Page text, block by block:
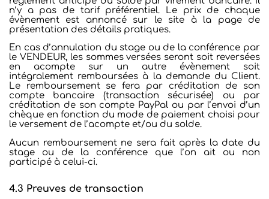
n’y a pas de tarif préférentiel. Le prix de chaque
évènement est annoncé sur le site à la page de
présentation des détails pratiques.
En cas d’annulation du stage ou de la conférence par
le VENDEUR, les sommes versées seront soit reversées
en acompte sur un autre évènement soit
intégralement remboursées à la demande du Client.
Le remboursement se fera par créditation de son
compte bancaire (transaction sécurisée) ou par
créditation de son compte PayPal ou par l’envoi d’un
chèque en fonction du mode de paiement choisi pour
le versement de l’acompte et/ou du solde.
Aucun remboursement ne sera fait après la date du
stage ou de la conférence que l’on ait ou non
participé à celui-ci.
4.3 Preuves de transaction